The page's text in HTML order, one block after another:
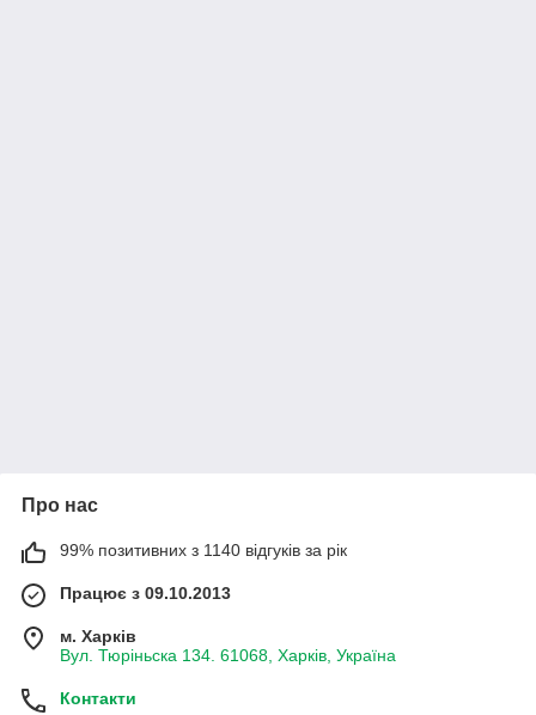
Про нас
99% позитивних з 1140 відгуків за рік
Працює з 09.10.2013
м. Харків
Вул. Тюріньска 134. 61068, Харків, Україна
Контакти